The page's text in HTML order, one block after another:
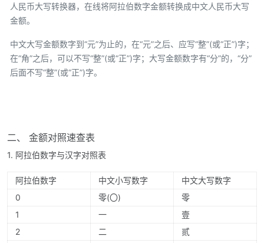
人民币大写转换器，在线将阿拉伯数字金额转换成中文人民币大写
金额。
中文大写金额数字到“元”为止的，在“元”之后、应写“整”(或“正”)字；
在“角”之后，可以不写“整”(或“正”)字；大写金额数字有“分”的，“分”
后面不写“整”(或“正”)字。
二、 金额对照速查表
1. 阿拉伯数字与汉字对照表
阿拉伯数字 中文小写数字
中文大写数字
0
零(〇)
零
1
一
壹
2
二
贰